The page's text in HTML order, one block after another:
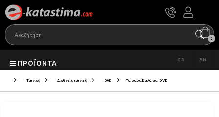
0
ΠΡΟΪΌΝΤΑ GR EN
Ταινίες Διεθνείς ταινίες DVD Τα σαραβαλάκια DVD